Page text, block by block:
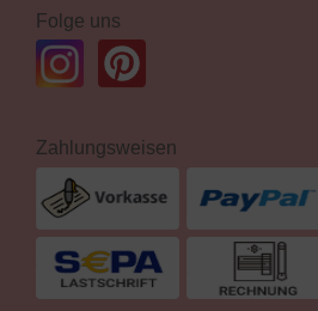
Folge uns
Zahlungsweisen